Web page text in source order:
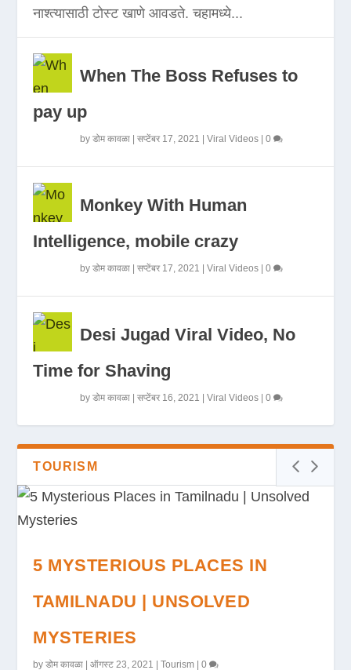
नाश्त्यासाठी टोस्ट खाणे आवडते. चहामध्ये...
When The Boss Refuses to
pay up
byडोम कावळा |सप्टेंबर 17, 2021 |Viral Videos |0
Monkey With Human
Intelligence, mobile crazy
byडोम कावळा |सप्टेंबर 17, 2021 |Viral Videos |0
Desi Jugad Viral Video, No
Time for Shaving
byडोम कावळा |सप्टेंबर 16, 2021 |Viral Videos |0
TOURISM
5 MYSTERIOUS PLACES IN
TAMILNADU | UNSOLVED
MYSTERIES
byडोम कावळा |ऑगस्ट 23, 2021 |Tourism |0